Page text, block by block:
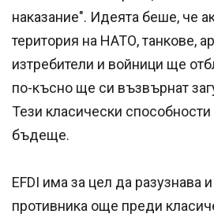
наказание". Идеята беше, че
територия на НАТО, танкове,
изтребители и войници ще
по-късно ще си възвърнат
Тези класически
бъдеще.
EFDI има за цел да разузнава
противника още преди